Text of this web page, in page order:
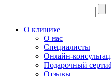
О клинике
О нас
Специалисты
Онлайн-
Подарочный
Отзывы